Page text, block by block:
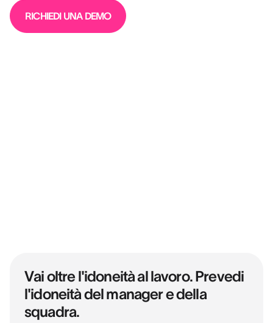
RICHIEDI UNA DEMO
Vai oltre l'idoneità al lavoro. Prevedi
l'idoneità del manager e della
squadra.